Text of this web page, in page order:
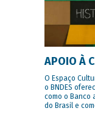
APOIO À
O Espaço
o BNDES
como o Banco
do Brasil e